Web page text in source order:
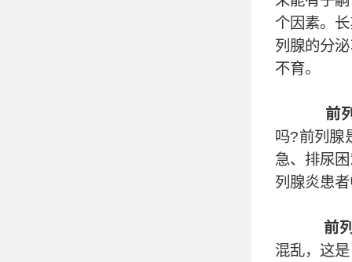
个因素。
列腺的分
不育。
前
吗?前列腺
急、排尿
列腺炎患
前
混乱，这